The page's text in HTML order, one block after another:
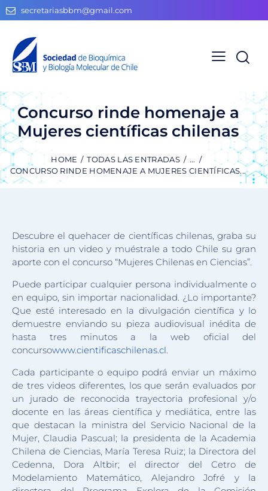
secretariasbbm@gmail.com
Concurso rinde homenaje a
Mujeres científicas chilenas
HOME TODAS LAS ENTRADAS
...
CONCURSO RINDE HOMENAJE A MUJERES CIENTÍFICAS...
Descubre el quehacer de científicas chilenas, graba su
historia en un video y muéstrale a todo Chile su gran
aporte con el concurso “Mujeres Chilenas en Ciencias”.
Puede participar cualquier persona individualmente o
en equipo, sin importar nacionalidad. ¿Lo importante?
Que esté interesado en la divulgación científica y lo
demuestre enviando su pieza audiovisual inédita de
hasta tres minutos a la web oficial del
concursowww.cientificaschilenas.cl.
Cada participante o equipo podrá enviar un máximo
de tres videos diferentes, los que serán evaluados por
un jurado de reconocida trayectoria profesional y/o
docente en las áreas científica y mediática, entre las
que destacan la ministra del Servicio Nacional de la
Mujer, Claudia Pascual; la presidenta de la Academia
Chilena de Ciencias, María Teresa Ruiz; la Directora del
Cedenna, Dora Altbir; el director del Cetro de
Modelamiento Matemático, Alejandro Jofré y la